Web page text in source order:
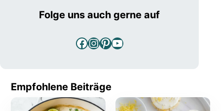
Folge uns auch gerne auf
Facebook
Instagram
Pinterest
YouTube
Empfohlene Beiträge